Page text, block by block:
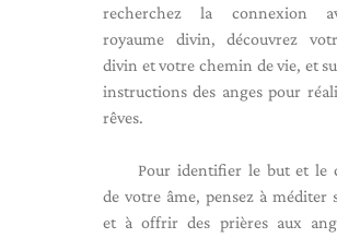
recherchez la connexion
royaume divin, découvrez
divin et votre chemin de vie, et
instructions des anges pour
rêves.
Pour identifier le but et le
de votre âme, pensez à méditer
et à offrir des prières aux